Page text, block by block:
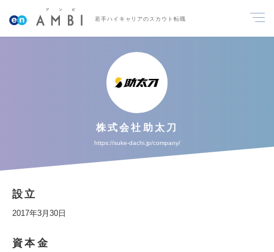
若手ハイキャリアのスカウト転職
株式会社助太刀
https://suke-dachi.jp/company/
設立
2017年3月30日
資本金